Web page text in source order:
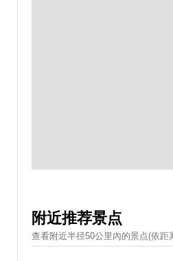
附近推荐景点
查看附近半径50公里內的景点(依距